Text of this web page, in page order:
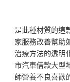
是此種材質的這
家服務改善幫助
治療方法的透明
市汽車借款大型
師營養不良喜歡